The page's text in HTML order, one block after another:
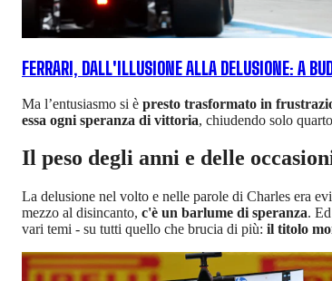
FERRARI, DALL'ILLUSIONE ALLA DELUSIONE: A
Ma l’entusiasmo si è presto trasformato in
essa ogni speranza di vittoria, chiudendo solo
Il peso degli anni e delle
La delusione nel volto e nelle parole di Charles era
mezzo al disincanto, c'è un barlume di speranza.
vari temi - su tutti quello che brucia di più: il titolo